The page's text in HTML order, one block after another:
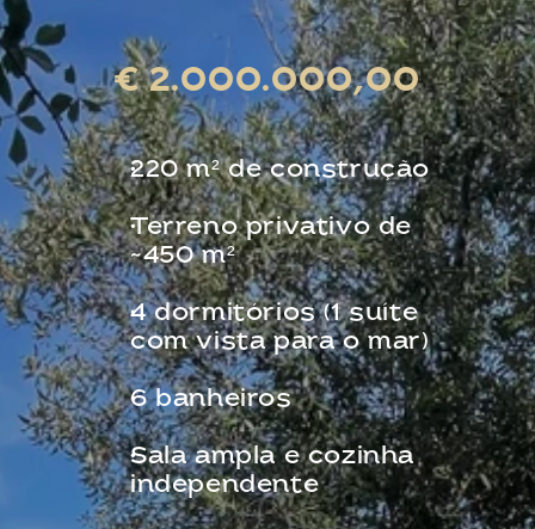
€ 2.000.000,00
220 m² de construção
Terreno privativo de
~450 m²
4 dormitórios (1 suíte
com vista para o mar)
6 banheiros
Sala ampla e cozinha
independente